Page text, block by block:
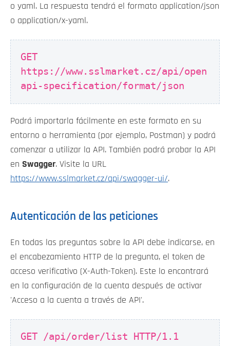
o yaml. La respuesta tendrá el formato application/json
o application/x-yaml.
GET
https://www.sslmarket.cz/api/open
api-specification/format/json
Podrá importarla fácilmente en este formato en su
entorno o herramienta (por ejemplo, Postman) y podrá
comenzar a utilizar la API. También podrá probar la API
en Swagger. Visite la URL
https://www.sslmarket.cz/api/swagger-ui/.
Autenticación de las peticiones
En todas las preguntas sobre la API debe indicarse, en
el encabezamiento HTTP de la pregunta, el token de
acceso verificativo (X-Auth-Token). Este lo encontrará
en la configuración de la cuenta después de activar
'Acceso a la cuenta a través de API'.
GET /api/order/list HTTP/1.1